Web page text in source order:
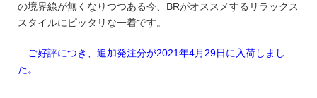
の境界線が無くなりつつある今、BRがオススメするリラックス
スタイルにピッタリな一着です。
ご好評につき、追加発注分が2021年4月29日に 入荷しまし
た。